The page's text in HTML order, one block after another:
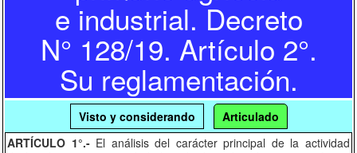
e industrial. Decreto
N° 128/19. Artículo 2°.
Su reglamentación.
Visto y considerando
Articulado
ARTÍCULO 1°.-El análisis del carácter principal de la actividad